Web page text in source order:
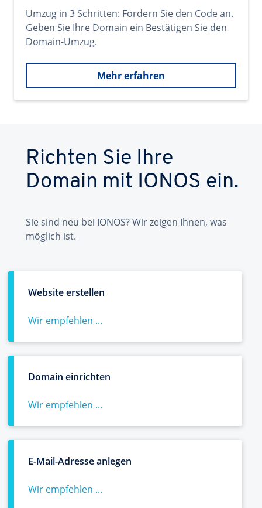
Umzug in 3 Schritten: Fordern Sie den Code an.
Geben Sie Ihre Domain ein Bestätigen Sie den
Domain-Umzug.
Mehr erfahren
Richten Sie Ihre
Domain mit IONOS ein.
Sie sind neu bei IONOS? Wir zeigen Ihnen, was
möglich ist.
Website erstellen
Wir empfehlen ...
Domain einrichten
Wir empfehlen ...
E-Mail-Adresse anlegen
Wir empfehlen ...